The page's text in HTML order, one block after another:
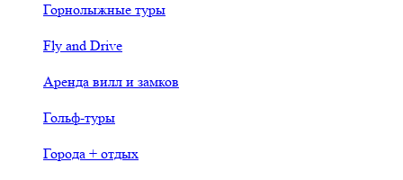
Горнолыжные туры
Fly and Drive
Аренда вилл и замков
Гольф-туры
Города + отдых